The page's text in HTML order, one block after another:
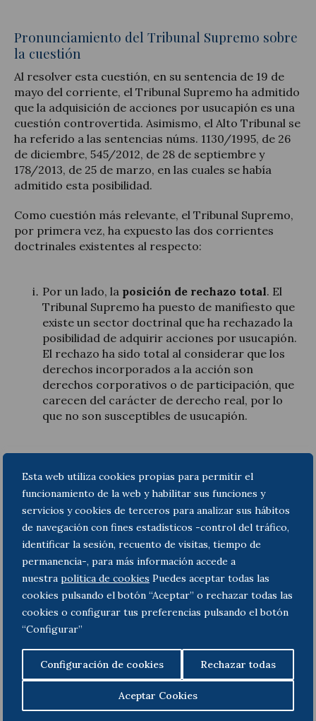
Esta web utiliza cookies propias para permitir el
funcionamiento de la web y habilitar sus funciones y
servicios y cookies de terceros para analizar sus hábitos
de navegación con fines estadísticos -control del tráfico,
identificar la sesión, recuento de visitas, tiempo de
permanencia-, para más información accede a
nuestra politica de cookies Puedes aceptar todas las
cookies pulsando el botón “Aceptar” o rechazar todas las
cookies o configurar tus preferencias pulsando el botón
“Configurar”
Configuración de cookies Rechazar todas
Aceptar Cookies
Pronunciamiento del Tribunal Supremo sobre
la cuestión
Al resolver esta cuestión, en su sentencia de 19 de
mayo del corriente, el Tribunal Supremo ha admitido
que la adquisición de acciones por usucapión es una
cuestión controvertida. Asimismo, el Alto Tribunal se
ha referido a las sentencias núms. 1130/1995, de 26
de diciembre, 545/2012, de 28 de septiembre y
178/2013, de 25 de marzo, en las cuales se había
admitido esta posibilidad.
Como cuestión más relevante, el Tribunal Supremo,
por primera vez, ha expuesto las dos corrientes
doctrinales existentes al respecto:
Por un lado, la posición de rechazo total. El
Tribunal Supremo ha puesto de manifiesto que
existe un sector doctrinal que ha rechazado la
posibilidad de adquirir acciones por usucapión.
El rechazo ha sido total al considerar que los
derechos incorporados a la acción son
derechos corporativos o de participación, que
carecen del carácter de derecho real, por lo
que no son susceptibles de usucapión.
Por otro lado, laposición matizada.El Alto
Tribunal ha asimismo constatado que existen
otros autores que consideran que sí pueden
adquirirse por usucapión las acciones, siempre
que (a) estén representadas mediante títulos
nominativos emitidos y endosados o bien
cuando estén representados mediante títulos
valores al portador; y (b) en la medida en que las
mismas sean adquiridas a título oneroso y de
buena fe.
Pese lo anterior, el Alto Tribunal ha desestimado la
pretensión de los actores-recurrentes, al concluir
que no era posible en este concreto caso considerar
que se habían adquirido las acciones por usucapión